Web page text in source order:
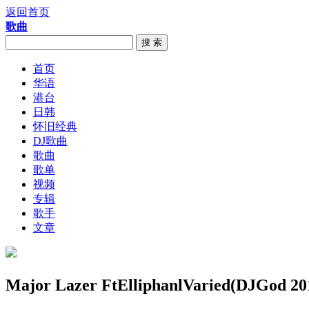
返回首页
歌曲
搜 索
首页
华语
港台
日韩
怀旧经典
DJ歌曲
歌曲
歌单
视频
专辑
歌手
文章
Major Lazer FtElliphanlVaried(DJGod